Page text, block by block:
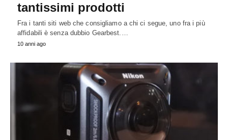
tantissimi prodotti
Fra i tanti siti web che consigliamo a chi ci segue, uno fra i più
affidabili è senza dubbio Gearbest.…
10 anni ago